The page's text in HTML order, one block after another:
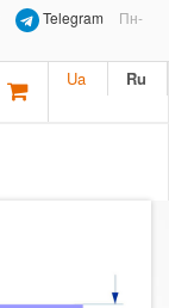
Telegram
Пн-
Ua Ru